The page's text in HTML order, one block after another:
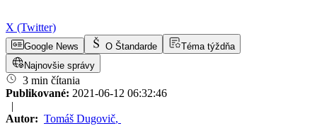
X (Twitter)
Google News O Štandarde
Téma týždňa
Najnovšie správy
3 min čítania
Publikované: 2021-06-12 06:32:46
|
Autor: Tomáš Dugovič,